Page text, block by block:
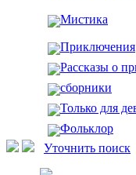
Мистика
Приключения
Рассказы о
сборники
Только для
Фольклор
Уточнить поиск